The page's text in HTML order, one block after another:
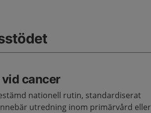
cancer
nationell rutin, standardiserat
utredning inom primärvård eller